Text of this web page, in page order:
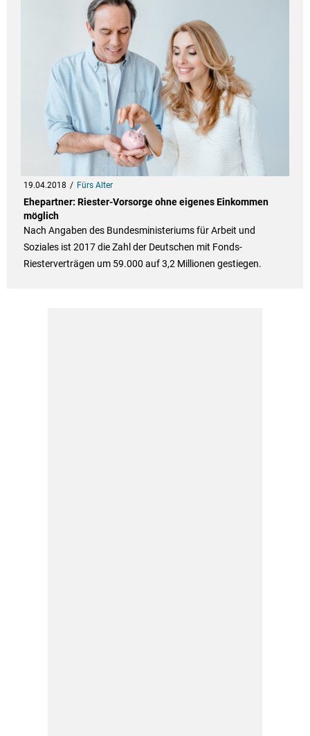
19.04.2018 Fürs Alter
Ehepartner: Riester-Vorsorge ohne eigenes Einkommen
möglich
Nach Angaben des Bundesministeriums für Arbeit und
Soziales ist 2017 die Zahl der Deutschen mit Fonds-
Riesterverträgen um 59.000 auf 3,2 Millionen gestiegen.